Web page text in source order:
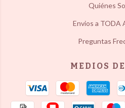
Quiénes
Envios a TODA
Preguntas
MEDIOS